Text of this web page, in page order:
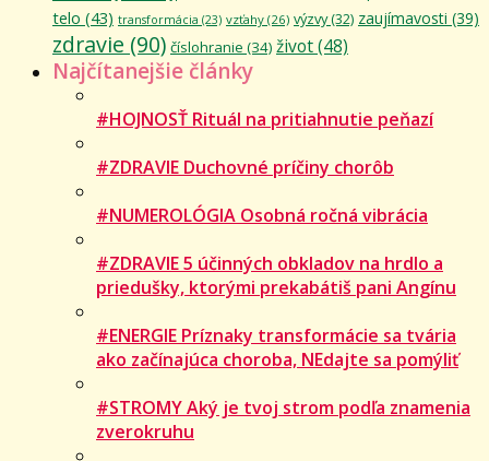
telo (43) transformácia (23) vzťahy (26) výzvy(32) zaujímavosti (39)
zdravie (90) číslohranie (34) život(48)
Najčítanejšie články
#HOJNOSŤ Rituál na pritiahnutie peňazí
#ZDRAVIE Duchovné príčiny chorôb
#NUMEROLÓGIA Osobná ročná vibrácia
#ZDRAVIE 5 účinných obkladov na hrdlo a
priedušky, ktorými prekabátiš pani Angínu
#ENERGIE Príznaky transformácie sa tvária
ako začínajúca choroba, NEdajte sa pomýliť
#STROMY Aký je tvoj strom podľa znamenia
zverokruhu